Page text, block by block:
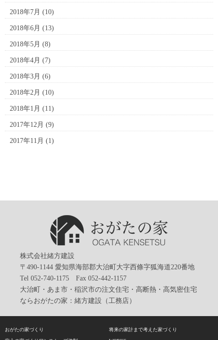
2018年7月 (10)
2018年6月 (13)
2018年5月 (8)
2018年4月 (7)
2018年3月 (6)
2018年2月 (10)
2018年1月 (11)
2017年12月 (9)
2017年11月 (1)
株式会社緒方建設
〒490-1144 愛知県海部郡大治町大字西條字狐海道220番地
Tel 052-740-1175 Fax 052-442-1157
大治町・あま市・稲沢市の注文住宅・高断熱・高気密住宅
ならおがたの家：緒方建設（工務店）
おがたの家づくり 将来の家計まで考えた家づくり